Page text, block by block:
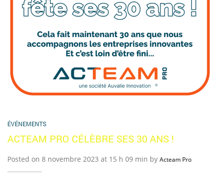
ÉVÉNEMENTS
ACTEAM PRO CÉLÈBRE SES 30 ANS !
Posted on 8 novembre 2023 at 15 h 09 min by Acteam Pro